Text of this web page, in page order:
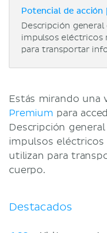
Potencial de acción
Descripción
impulsos eléctricos
para transportar
Estás mirando una
Premium para
Descripción
impulsos eléctricos
utilizan para
cuerpo.
Destacados